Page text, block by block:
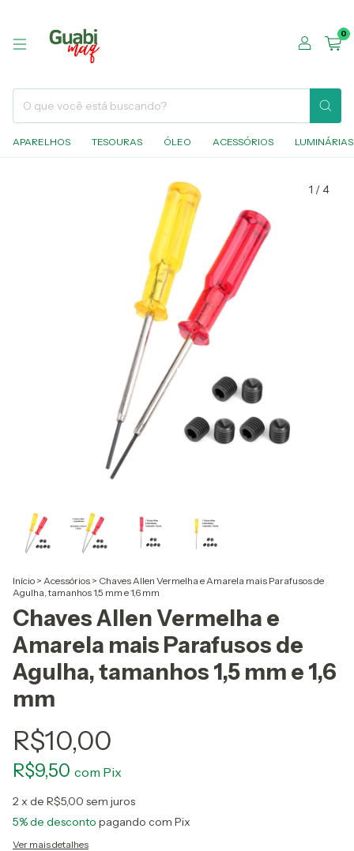
0
APARELHOS TESOURAS ÓLEO ACESSÓRIOS LUMINÁRIAS
1 /4
Início > Acessórios > Chaves Allen Vermelha e Amarela mais Parafusos de
Agulha, tamanhos 1,5 mm e 1,6 mm
Chaves Allen Vermelha e
Amarela mais Parafusos de
Agulha, tamanhos 1,5 mm e 1,6
mm
R$10,00
R$9,50 com Pix
2x de R$5,00 sem juros
5% de desconto pagando com Pix
Ver mais detalhes